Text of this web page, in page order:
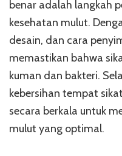
benar adalah langkah
kesehatan mulut.
desain, dan cara
memastikan bahwa
kuman dan bakteri.
kebersihan tempat
secara berkala untuk
mulut yang optimal.